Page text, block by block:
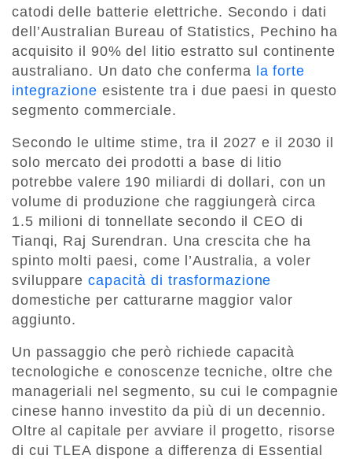
catodi delle batterie elettriche. Secondo i dati
dell’Australian Bureau of Statistics, Pechino ha
acquisito il 90% del litio estratto sul continente
australiano. Un dato che conferma la forte
integrazione esistente tra i due paesi in questo
segmento commerciale.
Secondo le ultime stime, tra il 2027 e il 2030 il
solo mercato dei prodotti a base di litio
potrebbe valere 190 miliardi di dollari, con un
volume di produzione che raggiungerà circa
1.5 milioni di tonnellate secondo il CEO di
Tianqi, Raj Surendran. Una crescita che ha
spinto molti paesi, come l’Australia, a voler
sviluppare capacità di trasformazione
domestiche per catturarne maggior valor
aggiunto.
Un passaggio che però richiede capacità
tecnologiche e conoscenze tecniche, oltre che
manageriali nel segmento, su cui le compagnie
cinese hanno investito da più di un decennio.
Oltre al capitale per avviare il progetto, risorse
di cui TLEA dispone a differenza di Essential